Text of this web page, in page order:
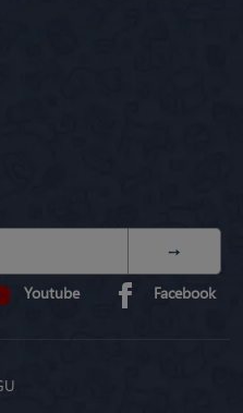
Youtube Facebook